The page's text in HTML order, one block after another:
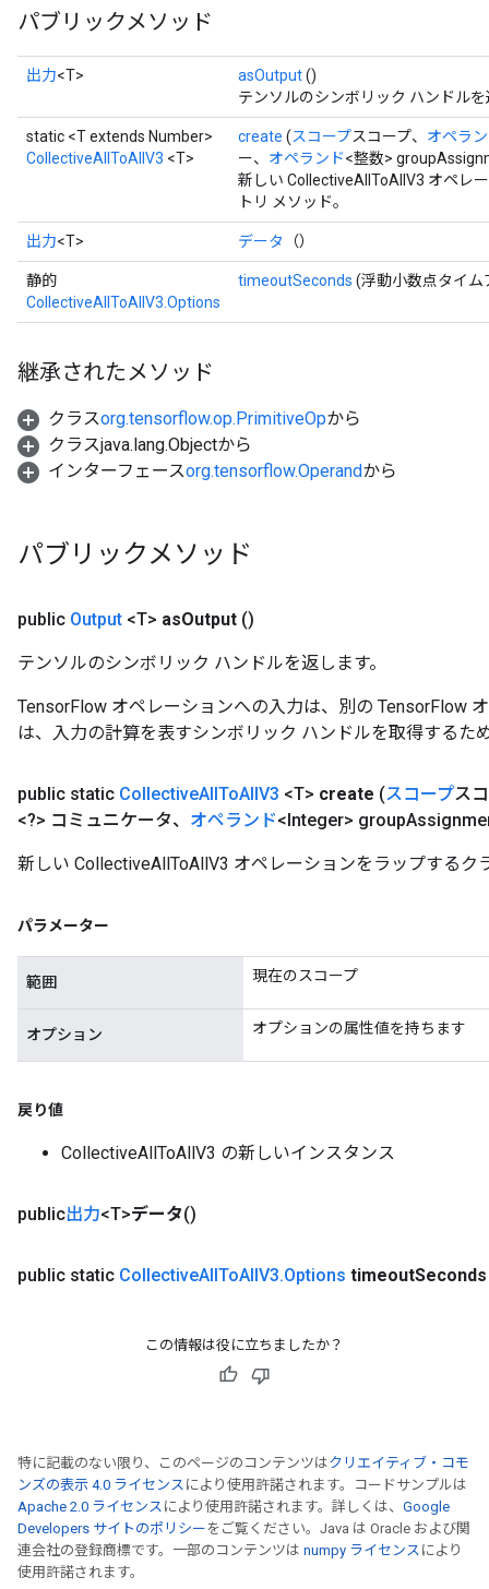
パブリックメソッド
出力<T> asOutput()
テンソルのシンボリック ハンドル
static <T extends Number>
CollectiveAllToAllV3 <T>
create (スコープスコープ、 オペラ
ー、 オペランド<整数>
新しい CollectiveAllToAllV3 オペレ
トリ メソッド。
出力<T> データ （）
静的
CollectiveAllToAllV3.Options
timeoutSeconds (浮動小数点タイム
継承されたメソッド
クラスorg.tensorflow.op.PrimitiveOpから
クラスjava.lang.Objectから
インターフェースorg.tensorflow.Operandから
パブリックメソッド
public Output <T> asOutput ()
テンソルのシンボリック ハンドルを返します。
TensorFlow オペレーションへの入力は、別の TensorFlow
は、入力の計算を表すシンボリック ハンドルを取得するた
public static CollectiveAllToAllV3 <T> create (スコープス
<?> コミュニケータ、 オペランド<Integer> group
新しい CollectiveAllToAllV3 オペレーションをラップする
パラメーター
範囲 現在のスコープ
オプション オプションの属性値を持ちます
戻り値
CollectiveAllToAllV3 の新しいインスタンス
public出力<T>データ()
public static CollectiveAllToAllV3.Options timeoutSeconds
この情報は役に立ちましたか？
特に記載のない限り、このページのコンテンツはクリエイティブ・コモ
ンズの表示 4.0 ライセンス により使用許諾されます。コードサンプルは
Apache 2.0 ライセンス により使用許諾されます。詳しくは、 Google
Developers サイトのポリシー をご覧ください。Java は Oracle および関
連会社の登録商標です。一部のコンテンツは numpy ライセンス により
使用許諾されます。